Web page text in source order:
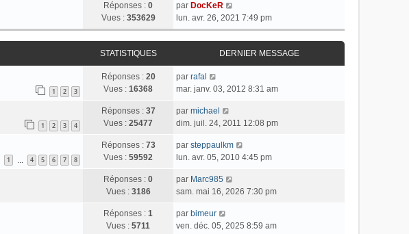
Réponses : 0
Vues : 353629
par DocKeR
lun. avr. 26, 2021 7:49 pm
STATISTIQUES DERNIER MESSAGE
1 2 3
Réponses : 20
Vues : 16368
par rafal
mar. janv. 03, 2012 8:31 am
1 2 3 4
Réponses : 37
Vues : 25477
par michael
dim. juil. 24, 2011 12:08 pm
1 … 4 5 6 7 8
Réponses : 73
Vues : 59592
par steppaulkm
lun. avr. 05, 2010 4:45 pm
Réponses : 0
Vues : 3186
par Marc985
sam. mai 16, 2026 7:30 pm
Réponses : 1
Vues : 5711
par bimeur
ven. déc. 05, 2025 8:59 am